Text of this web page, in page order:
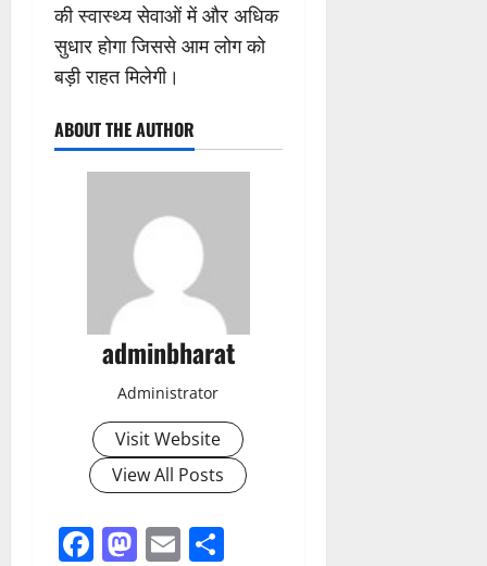
की स्वास्थ्य सेवाओं में और अधिक
सुधार होगा जिससे आम लोग को
बड़ी राहत मिलेगी।
ABOUT THE AUTHOR
adminbharat
Administrator
Visit Website
View All Posts
Facebook
Mastodon
Email